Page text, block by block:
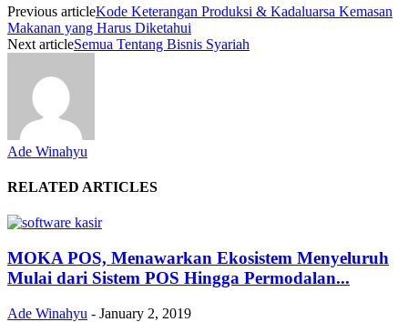
Previous articleKode Keterangan Produksi & Kadaluarsa Kemasan
Makanan yang Harus Diketahui
Next articleSemua Tentang Bisnis Syariah
Ade Winahyu
RELATED ARTICLES
MOKA POS, Menawarkan Ekosistem Menyeluruh
Mulai dari Sistem POS Hingga Permodalan...
Ade Winahyu - January 2, 2019